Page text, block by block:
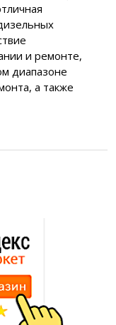
и ремонте,
диапазоне
а также